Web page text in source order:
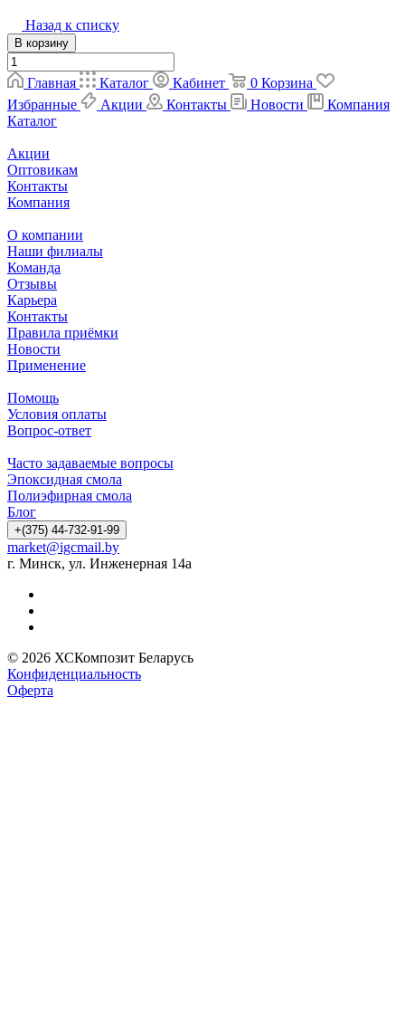
Назад к списку
В корзину
Главная Каталог Кабинет 0 Корзина
Избранные
Акции Контакты Новости
Компания
Каталог
Акции
Оптовикам
Контакты
Компания
О компании
Наши филиалы
Команда
Отзывы
Карьера
Контакты
Правила приёмки
Новости
Применение
Помощь
Условия оплаты
Вопрос-ответ
Часто задаваемые вопросы
Эпоксидная смола
Полиэфирная смола
Блог
+(375) 44-732-91-99
market@igcmail.by
г. Минск, ул. Инженерная 14а
© 2026 ХСКомпозит Беларусь
Конфиденциальность
Оферта